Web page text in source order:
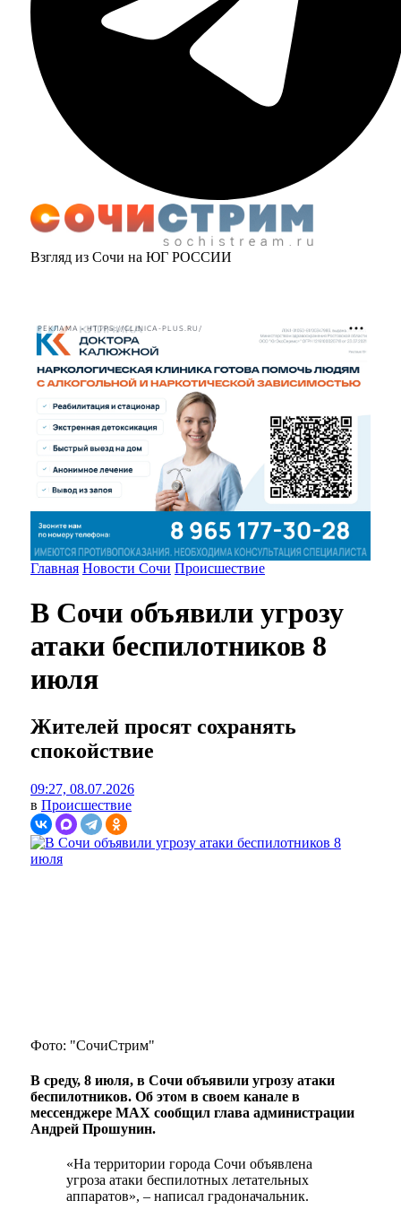
Взгляд из Сочи на ЮГ РОССИИ
РЕКЛАМА • HTTPS://CLINICA-PLUS.RU/
Главная Новости Сочи Происшествие
В Сочи объявили угрозу
атаки беспилотников 8
июля
Жителей просят сохранять
спокойствие
09:27, 08.07.2026
в Происшествие
Фото: "СочиСтрим"
В среду, 8 июля, в Сочи объявили угрозу атаки
беспилотников. Об этом в своем канале в
мессенджере MAX сообщил глава администрации
Андрей Прошунин.
«На территории города Сочи объявлена
угроза атаки беспилотных летательных
аппаратов», – написал градоначальник.